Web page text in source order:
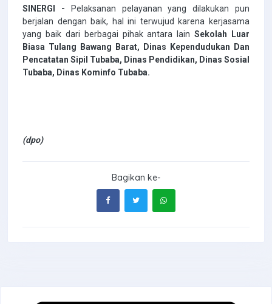
SINERGI -
Pelaksanan pelayanan yang dilakukan pun
berjalan dengan baik, hal ini terwujud karena kerjasama
yang baik dari berbagai pihak antara lain Sekolah Luar
Biasa Tulang Bawang Barat, Dinas Kependudukan Dan
Pencatatan Sipil Tubaba, Dinas Pendidikan, Dinas Sosial
Tubaba, Dinas Kominfo Tubaba.
(dpo)
Bagikan ke-